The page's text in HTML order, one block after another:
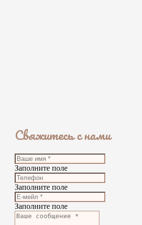
Свяжитесь с нами
Заполните поле
Заполните поле
Заполните поле